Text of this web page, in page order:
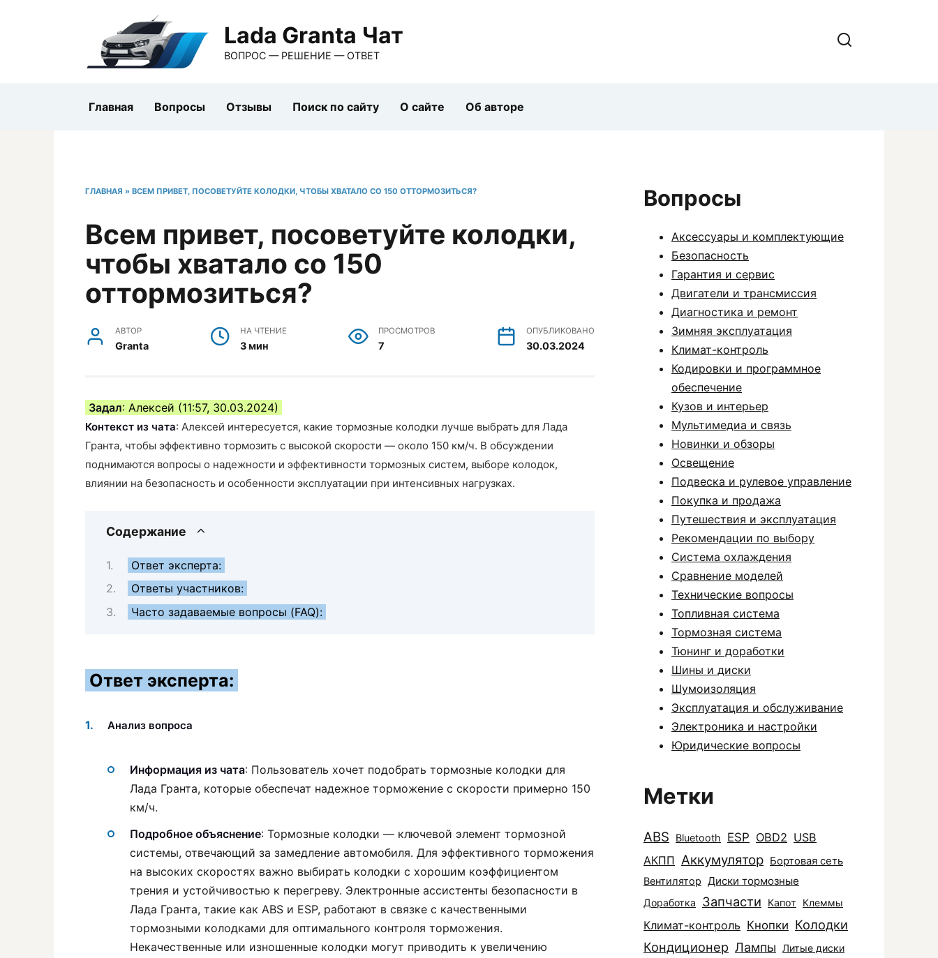
Lada Granta Чат
ВОПРОС — РЕШЕНИЕ — ОТВЕТ
Главная Вопросы Отзывы Поиск по сайту О сайте Об авторе
ГЛАВНАЯ » ВСЕМ ПРИВЕТ, ПОСОВЕТУЙТЕ КОЛОДКИ, ЧТОБЫ ХВАТАЛО СО 150 ОТТОРМОЗИТЬСЯ?
Всем привет, посоветуйте колодки,
чтобы хватало со 150
оттормозиться?
АВТОР
Granta
НА ЧТЕНИЕ
3 мин
ПРОСМОТРОВ
7
ОПУБЛИКОВАНО
30.03.2024
Задал: Алексей (11:57, 30.03.2024)
Контекст из чата: Алексей интересуется, какие тормозные колодки лучше выбрать для Лада
Гранта, чтобы эффективно тормозить с высокой скорости — около 150 км/ч. В обсуждении
поднимаются вопросы о надежности и эффективности тормозных систем, выборе колодок,
влиянии на безопасность и особенности эксплуатации при интенсивных нагрузках.
Содержание
Ответ эксперта:
Ответы участников:
Часто задаваемые вопросы (FAQ):
Ответ эксперта:
Анализ вопроса
Информация из чата: Пользователь хочет подобрать тормозные колодки для
Лада Гранта, которые обеспечат надежное торможение с скорости примерно 150
км/ч.
Подробное объяснение: Тормозные колодки — ключевой элемент тормозной
системы, отвечающий за замедление автомобиля. Для эффективного торможения
на высоких скоростях важно выбирать колодки с хорошим коэффициентом
трения и устойчивостью к перегреву. Электронные ассистенты безопасности в
Лада Гранта, такие как ABS и ESP, работают в связке с качественными
тормозными колодками для оптимального контроля торможения.
Некачественные или изношенные колодки могут приводить к увеличению
Вопросы
Аксессуары и комплектующие
Безопасность
Гарантия и сервис
Двигатели и трансмиссия
Диагностика и ремонт
Зимняя эксплуатация
Климат-контроль
Кодировки и программное
обеспечение
Кузов и интерьер
Мультимедиа и связь
Новинки и обзоры
Освещение
Подвеска и рулевое управление
Покупка и продажа
Путешествия и эксплуатация
Рекомендации по выбору
Система охлаждения
Сравнение моделей
Технические вопросы
Топливная система
Тормозная система
Тюнинг и доработки
Шины и диски
Шумоизоляция
Эксплуатация и обслуживание
Электроника и настройки
Юридические вопросы
Метки
ABS Bluetooth ESP OBD2 USB
АКПП Аккумулятор Бортовая сеть
Вентилятор Диски тормозные
Доработка Запчасти Капот Клеммы
Климат-контроль Кнопки Колодки
Кондиционер Лампы Литые диски